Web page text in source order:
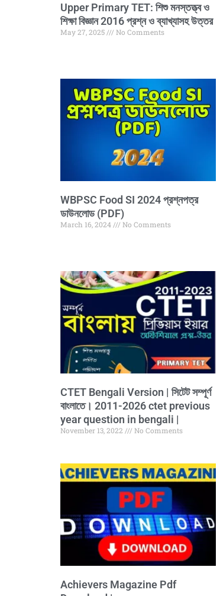
Upper Primary TET: শিশু মনস্তত্ত্ব ও
শিক্ষা বিজ্ঞান 2016 প্রশ্ন ও ব্যাখ্যাসহ উত্তর
May 27, 2025 No Comments
WBPSC Food SI 2024 প্রশ্নপত্র
ডাউনলোড (PDF)
March 16, 2024 No Comments
CTET Bengali Version | সিটেট সম্পূর্ণ
বাংলাতে। 2011-2026 ctet previous
year question in bengali |
November 13, 2022 No Comments
Achievers Magazine Pdf